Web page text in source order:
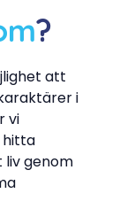
?
att
i
vi
hitta
genom